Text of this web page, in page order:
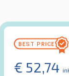
€ 52,74